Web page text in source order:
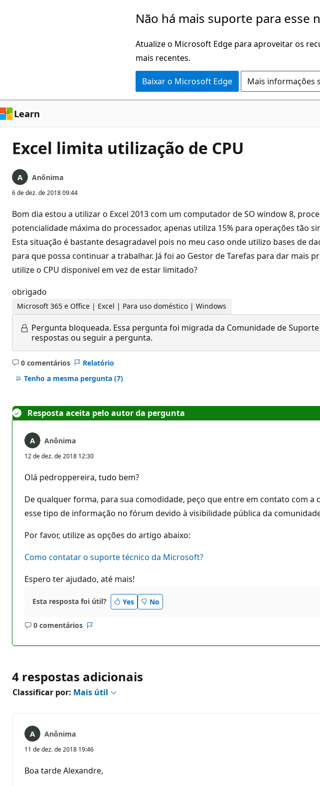
Não há mais suporte para esse
Atualize o Microsoft Edge para aproveitar os
mais recentes.
Baixar o Microsoft Edge Mais informações
Learn
Excel limita utilização de CPU
Anônima
6 de dez. de 2018 09:44
Bom dia estou a utilizar o Excel 2013 com um computador de SO window 8,
potencialidade máxima do processador, apenas utiliza 15% para operações
Esta situação é bastante desagradavel pois no meu caso onde utilizo bases de
para que possa continuar a trabalhar. Já foi ao Gestor de Tarefas para dar mais
utilize o CPU disponivel em vez de estar limitado?
obrigado
Microsoft 365 e Office | Excel | Para uso doméstico | Windows
Pergunta bloqueada. Essa pergunta foi migrada da Comunidade de
respostas ou seguir a pergunta.
0 comentários
Sem
comentários
Relatório
Tenho a mesma pergunta (7)
Resposta aceita pelo autor da pergunta
Anônima
12 de dez. de 2018 12:30
Olá pedroppereira, tudo bem?
De qualquer forma, para sua comodidade, peço que entre em contato com
esse tipo de informação no fórum devido à visibilidade pública da
Por favor, utilize as opções do artigo abaixo:
Como contatar o suporte técnico da Microsoft?
Espero ter ajudado, até mais!
Esta resposta foi útil? Yes No
0 comentários
Sem
4 respostas adicionais
Classificar por: Mais útil
Anônima
11 de dez. de 2018 19:46
Boa tarde Alexandre,